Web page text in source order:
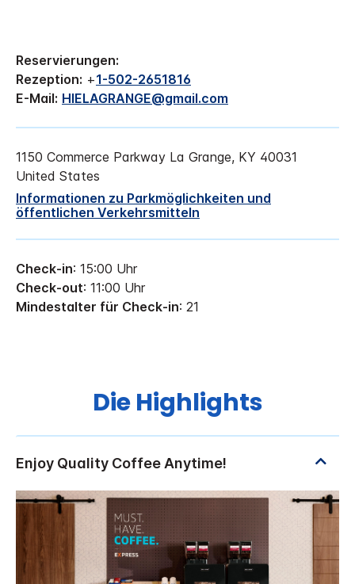
Reservierungen:
Rezeption: +1-502-2651816
E-Mail: HIELAGRANGE@gmail.com
1150 Commerce Parkway La Grange, KY 40031
United States
Informationen zu Parkmöglichkeiten und
öffentlichen Verkehrsmitteln
Check-in: 15:00 Uhr
Check-out: 11:00 Uhr
Mindestalter für Check-in: 21
Die Highlights